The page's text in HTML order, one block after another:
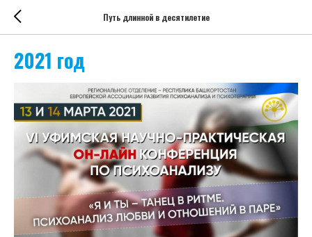
Путь длинной в десятилетие
2021 год